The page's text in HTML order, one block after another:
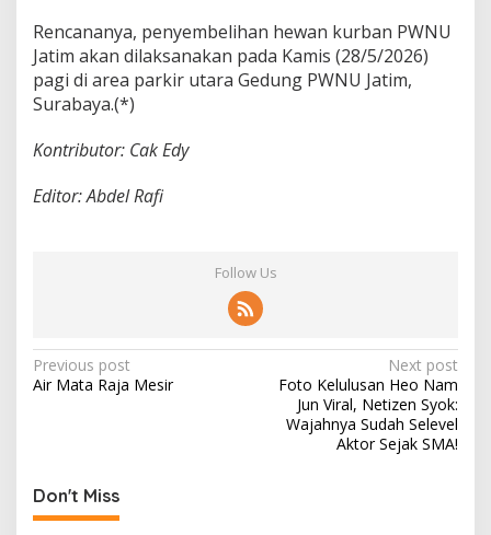
Rencananya, penyembelihan hewan kurban PWNU
Jatim akan dilaksanakan pada Kamis (28/5/2026)
pagi di area parkir utara Gedung PWNU Jatim,
Surabaya.(*)
Kontributor: Cak Edy
Editor: Abdel Rafi
Follow Us
P
o
n
a
Previous post
Air Mata Raja Mesir
Next post
Foto Kelulusan Heo Nam
Jun Viral, Netizen Syok:
Wajahnya Sudah Selevel
Aktor Sejak SMA!
Don't Miss